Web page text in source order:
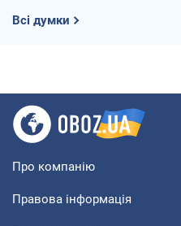
Всі думки
Про компанію
Правова інформація